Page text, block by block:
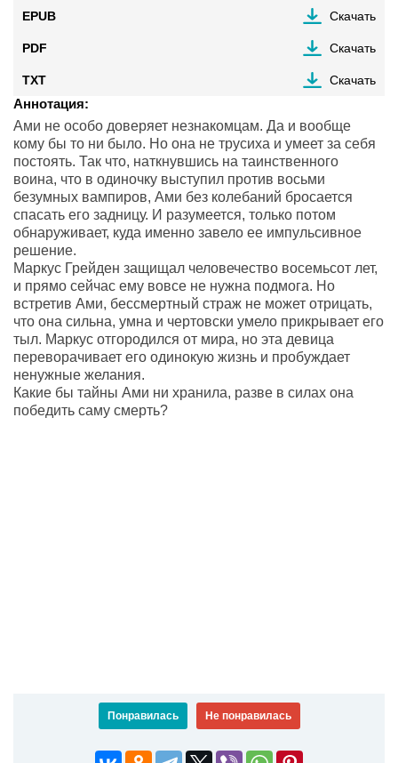
EPUB Скачать
PDF Скачать
TXT Скачать
Аннотация:
Ами не особо доверяет незнакомцам. Да и вообще
кому бы то ни было. Но она не трусиха и умеет за себя
постоять. Так что, наткнувшись на таинственного
воина, что в одиночку выступил против восьми
безумных вампиров, Ами без колебаний бросается
спасать его задницу. И разумеется, только потом
обнаруживает, куда именно завело ее импульсивное
решение.
Маркус Грейден защищал человечество восемьсот лет,
и прямо сейчас ему вовсе не нужна подмога. Но
встретив Ами, бессмертный страж не может отрицать,
что она сильна, умна и чертовски умело прикрывает его
тыл. Маркус отгородился от мира, но эта девица
переворачивает его одинокую жизнь и пробуждает
ненужные желания.
Какие бы тайны Ами ни хранила, разве в силах она
победить саму смерть?
Понравилась Не понравилась